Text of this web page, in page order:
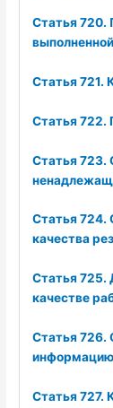
Статья 720.
Статья 721.
Статья 722.
Статья 723.
Статья 724.
качества
Статья 725.
качестве
Статья 726.
информацию
Статья 727.